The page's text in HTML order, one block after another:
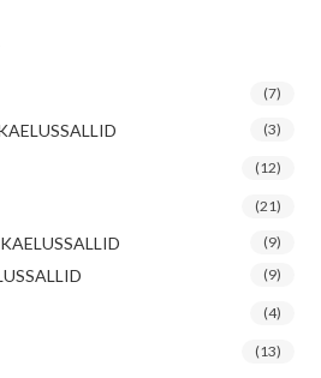
(7)
(3)
(12)
(21)
(9)
(9)
(4)
(13)